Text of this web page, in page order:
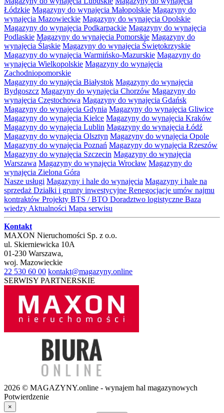
Łódzkie Magazyny do wynajęcia Małopolskie Magazyny do
wynajęcia Mazowieckie Magazyny do wynajęcia Opolskie
Magazyny do wynajęcia Podkarpackie Magazyny do wynajęcia
Podlaskie Magazyny do wynajęcia Pomorskie Magazyny do
wynajęcia Śląskie Magazyny do wynajęcia Świętokrzyskie
Magazyny do wynajęcia Warmińsko-Mazurskie Magazyny do
wynajęcia Wielkopolskie Magazyny do wynajęcia
Zachodniopomorskie
Magazyny do wynajęcia Białystok Magazyny do wynajęcia
Bydgoszcz Magazyny do wynajęcia Chorzów Magazyny do
wynajęcia Częstochowa Magazyny do wynajęcia Gdańsk
Magazyny do wynajęcia Gdynia Magazyny do wynajęcia Gliwice
Magazyny do wynajęcia Kielce Magazyny do wynajęcia Kraków
Magazyny do wynajęcia Lublin Magazyny do wynajęcia Łódź
Magazyny do wynajęcia Olsztyn Magazyny do wynajęcia Opole
Magazyny do wynajęcia Poznań Magazyny do wynajęcia Rzeszów
Magazyny do wynajęcia Szczecin Magazyny do wynajęcia
Warszawa Magazyny do wynajęcia Wrocław Magazyny do
wynajęcia Zielona Góra
Nasze usługi Magazyny i hale do wynajęcia Magazyny i hale na
sprzedaż Działki i grunty inwestycyjne Renegocjacje umów najmu
kontraktów Projekty BTS / BTO Doradztwo logistyczne Baza
wiedzy Aktualności Mapa serwisu
Kontakt
MAXON Nieruchomości Sp. z o.o.
ul. Skierniewicka 10A
01-230 Warszawa,
woj. Mazowieckie
22 530 60 00 kontakt@magazyny.online
SERWISY PARTNERSKIE
2026 © MAGAZYNY.online - wynajem hal magazynowych
Potwierdzenie
×